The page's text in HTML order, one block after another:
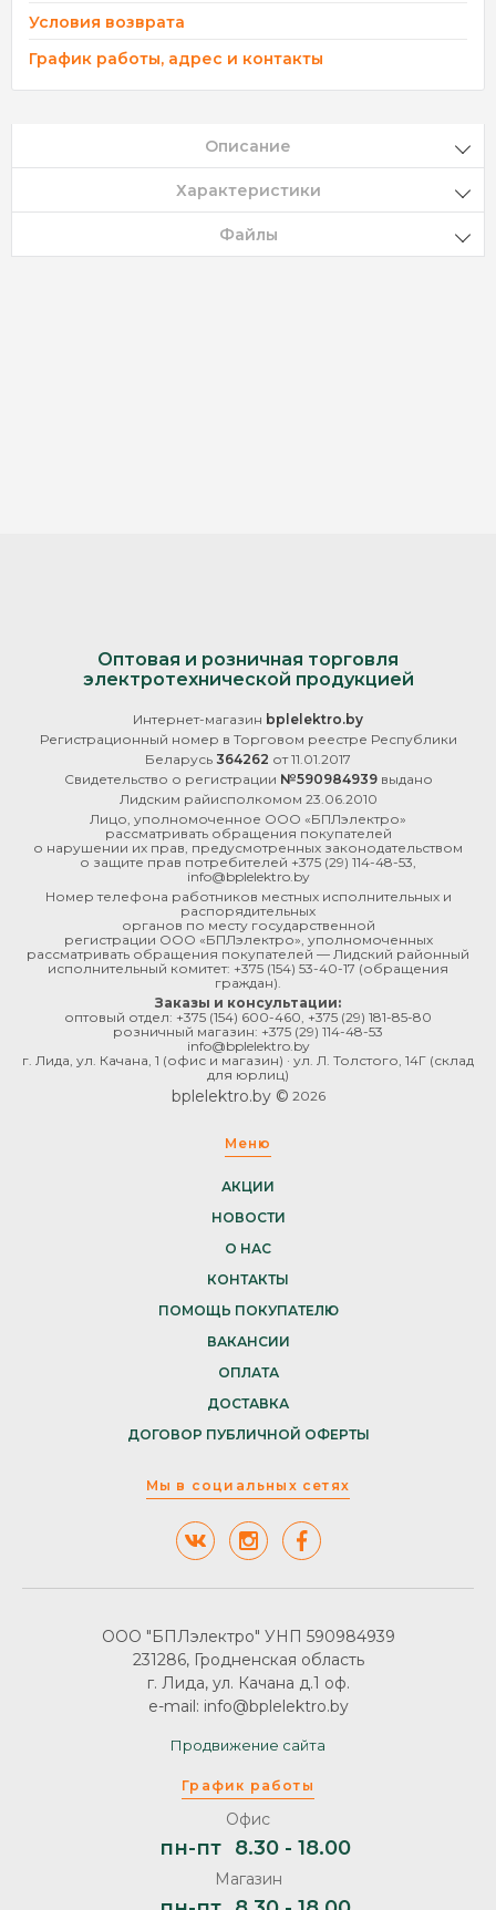
Условия возврата
График работы, адрес и контакты
Описание
Характеристики
Файлы
Оптовая и розничная торговля
электротехнической продукцией
Интернет-магазин bplelektro.by
Регистрационный номер в Торговом реестре Республики
Беларусь 364262 от 11.01.2017
Свидетельство о регистрации №590984939выдано
Лидским райисполкомом 23.06.2010
Лицо, уполномоченное ООО «БПЛэлектро»
рассматривать обращения покупателей
о нарушении их прав, предусмотренных законодательством
о защите прав потребителей +375 (29) 114-48-53
info@bplelektro.by
Номер телефона работников местных исполнительных и
распорядительных
органов по месту государственной
регистрации ООО «БПЛэлектро», уполномоченных
рассматривать обращения покупателей — Лидский районный
исполнительный комитет: +375 (154) 53-40-17 (обращения
граждан).
Заказы и консультации:
оптовый отдел: +375 (154) 600-460 +375 (29) 181-85-80
розничный магазин: +375 (29) 114-48-53
info@bplelektro.by
г. Лида, ул. Качана, 1 (офис и магазин) · ул. Л. Толстого, 14Г (склад
для юрлиц)
bplelektro.by © 2026
Меню
АКЦИИ
НОВОСТИ
О НАС
КОНТАКТЫ
ПОМОЩЬ ПОКУПАТЕЛЮ
ВАКАНСИИ
ОПЛАТА
ДОСТАВКА
ДОГОВОР ПУБЛИЧНОЙ ОФЕРТЫ
Мы в социальных сетях
График работы
Офис
пн-пт 8.30 - 18.00
Магазин
ООО "БПЛэлектро" УНП 590984939
231286, Гродненская область
г. Лида, ул. Качана д.1 оф.
e-mail: info@bplelektro.by
Продвижение сайта